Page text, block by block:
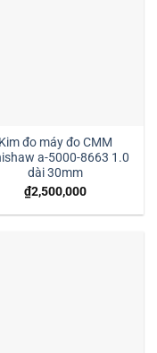
Kim đo máy đo CMM
a-5000-8663 1.0
dài 30mm
₫2,500,000